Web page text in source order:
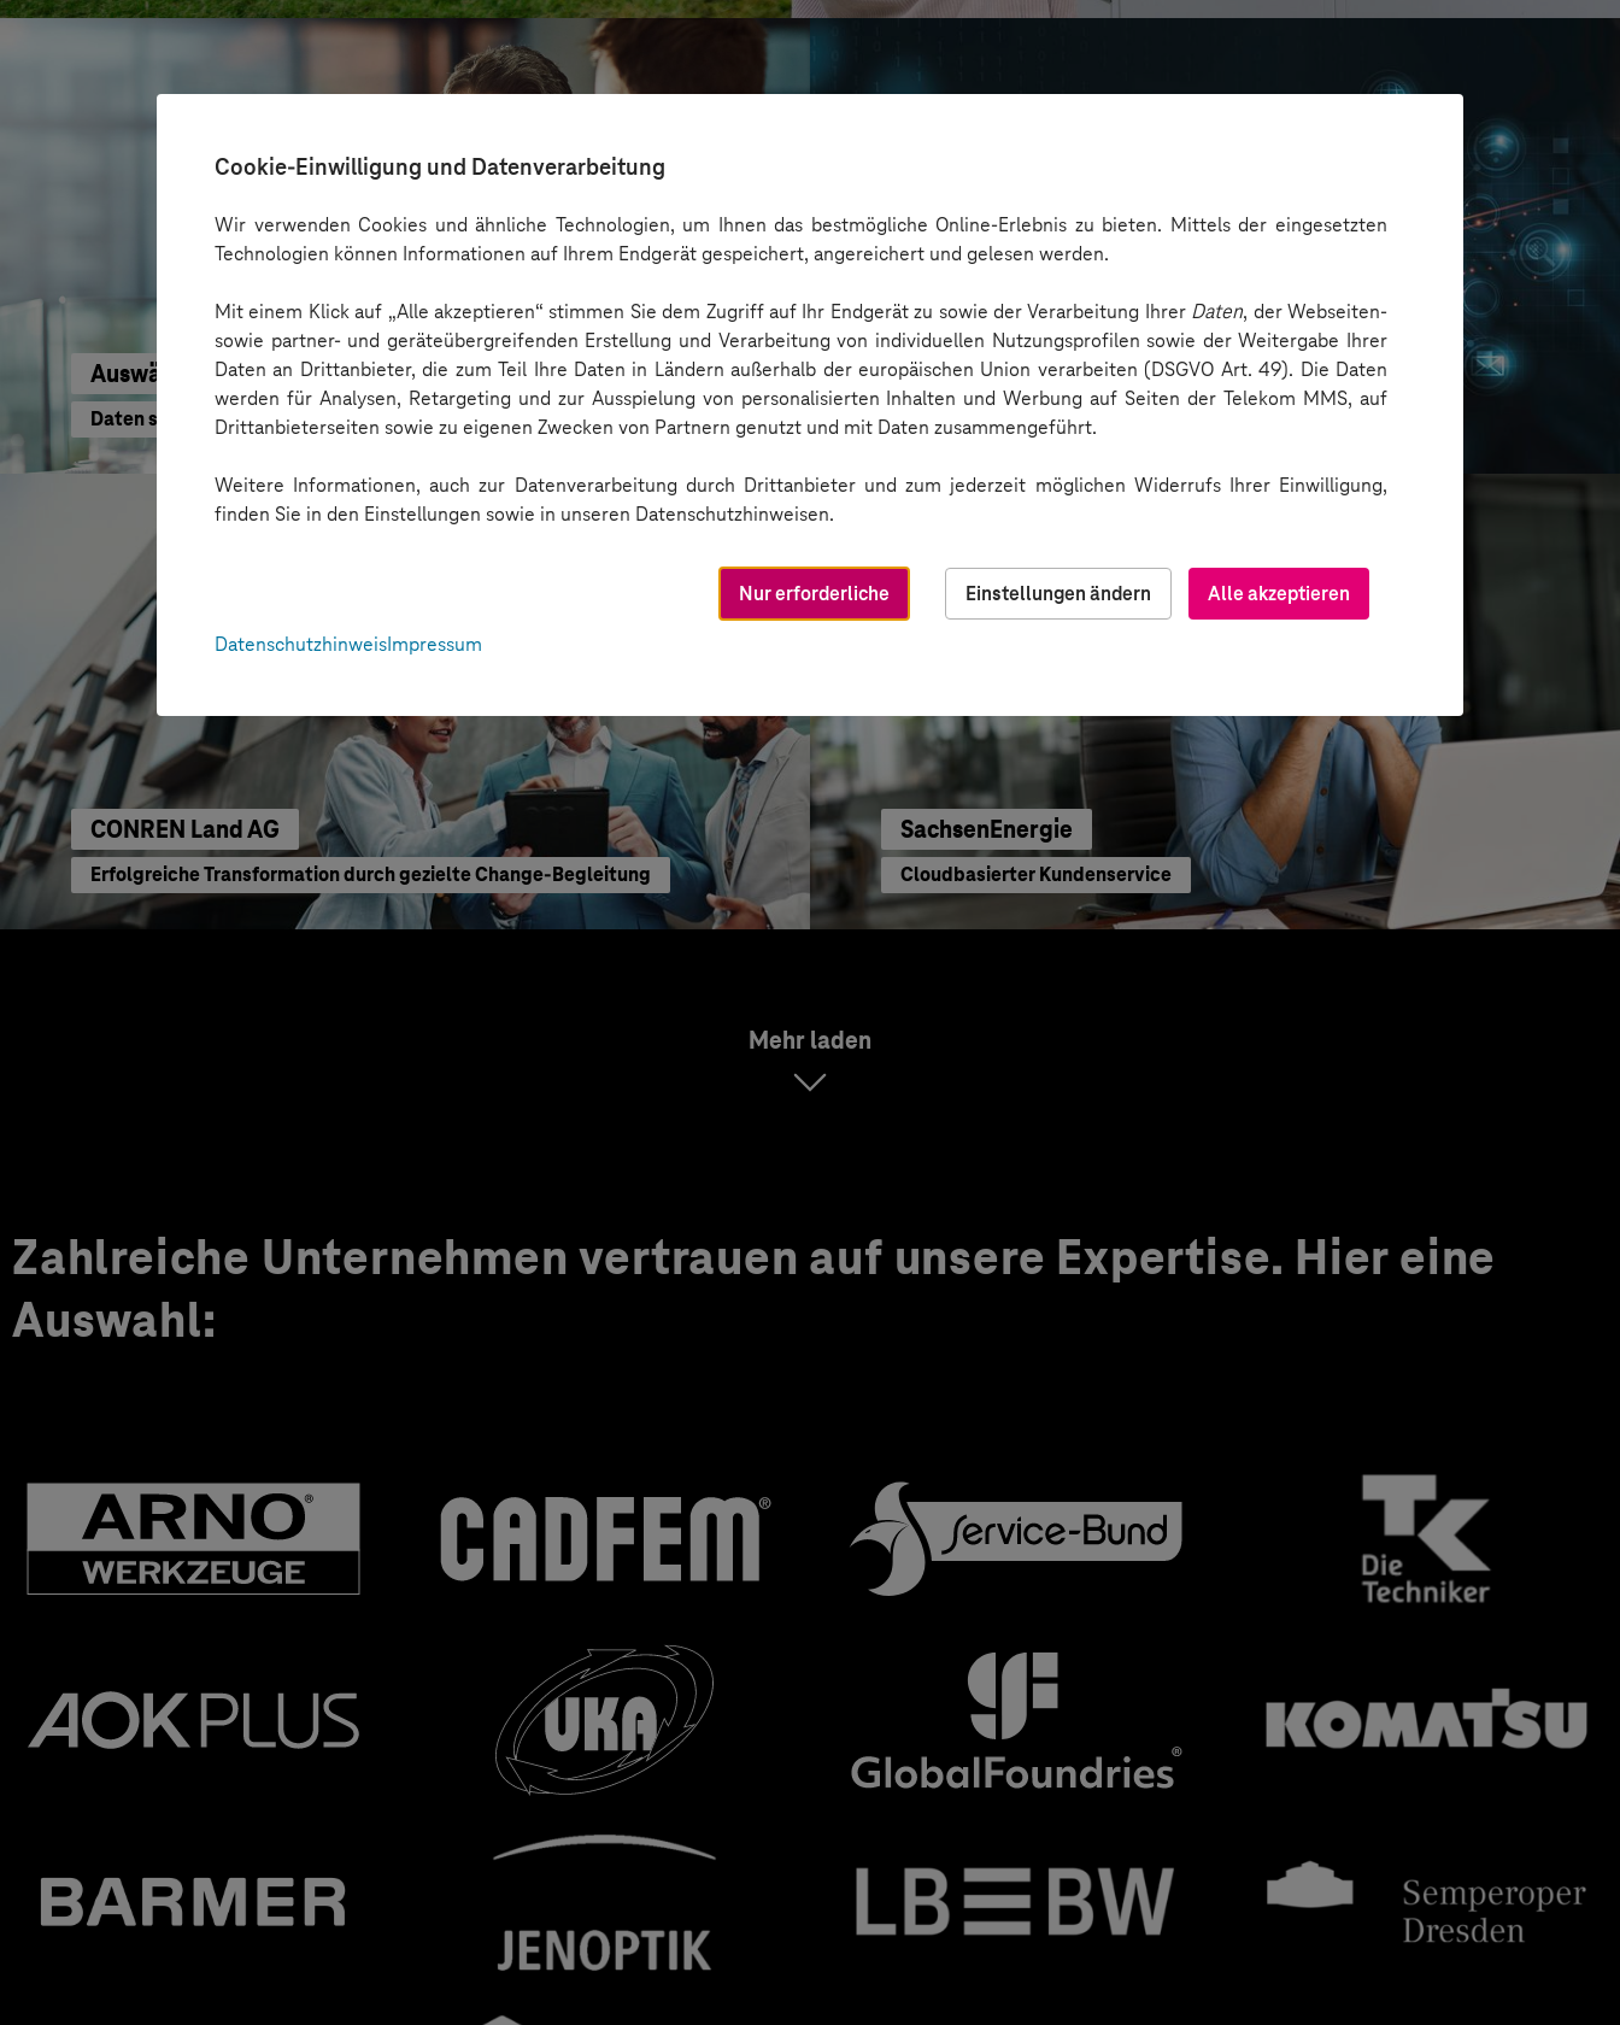
Cookie-Einwilligung und Datenverarbeitung
Wir verwenden Cookies und ähnliche Technologien, um Ihnen das bestmögliche Online-Erlebnis zu bieten. Mittels der eingesetzten
Technologien können Informationen auf Ihrem Endgerät gespeichert, angereichert und gelesen werden.
Mit einem Klick auf „Alle akzeptieren“ stimmen Sie dem Zugriff auf Ihr Endgerät zu sowie der Verarbeitung Ihrer Daten, der Webseiten-
sowie partner- und geräteübergreifenden Erstellung und Verarbeitung von individuellen Nutzungsprofilen sowie der Weitergabe Ihrer
Daten an Drittanbieter, die zum Teil Ihre Daten in Ländern außerhalb der europäischen Union verarbeiten (DSGVO Art. 49). Die Daten
werden für Analysen, Retargeting und zur Ausspielung von personalisierten Inhalten und Werbung auf Seiten der Telekom MMS, auf
Drittanbieterseiten sowie zu eigenen Zwecken von Partnern genutzt und mit Daten zusammengeführt.
Weitere Informationen, auch zur Datenverarbeitung durch Drittanbieter und zum jederzeit möglichen Widerrufs Ihrer Einwilligung,
finden Sie in den Einstellungen sowie in unseren Datenschutzhinweisen.
Alle akzeptieren
Nur erforderliche
Einstellungen ändern
DatenschutzhinweisImpressum
Auswärtiges Amt
Daten schneller nutzen
Oskar Frech
Sichere Cloud Transformation
CONREN Land AG
Erfolgreiche Transformation durch gezielte Change-Begleitung
SachsenEnergie
Cloudbasierter Kundenservice
Mehr laden
Zahlreiche Unternehmen vertrauen auf unsere Expertise. Hier eine
Auswahl: